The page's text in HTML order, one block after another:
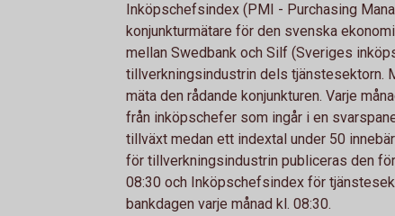
Inköpschefsindex (PMI - Purchasing
konjunkturmätare för den svenska
mellan Swedbank och Silf (Sveriges
tillverkningsindustrin dels tjänstesektorn.
mäta den rådande konjunkturen. Varje
från inköpschefer som ingår i en
tillväxt medan ett indextal under 50
för tillverkningsindustrin publiceras den
08:30 och Inköpschefsindex för
bankdagen varje månad kl. 08:30.